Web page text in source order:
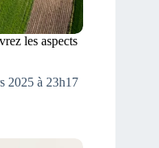
les aspects
2025 à 23h17